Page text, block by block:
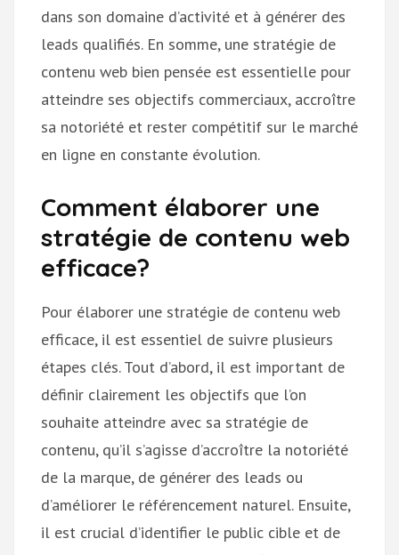
dans son domaine d’activité et à générer des
leads qualifiés. En somme, une stratégie de
contenu web bien pensée est essentielle pour
atteindre ses objectifs commerciaux, accroître
sa notoriété et rester compétitif sur le marché
en ligne en constante évolution.
Comment élaborer une
stratégie de contenu web
efficace?
Pour élaborer une stratégie de contenu web
efficace, il est essentiel de suivre plusieurs
étapes clés. Tout d’abord, il est important de
définir clairement les objectifs que l’on
souhaite atteindre avec sa stratégie de
contenu, qu’il s’agisse d’accroître la notoriété
de la marque, de générer des leads ou
d’améliorer le référencement naturel. Ensuite,
il est crucial d’identifier le public cible et de